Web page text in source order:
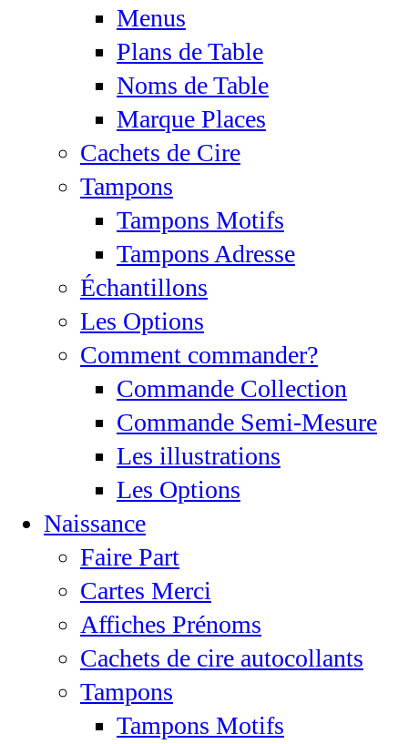
Menus
Plans de Table
Noms de Table
Marque Places
Cachets de Cire
Tampons
Tampons Motifs
Tampons Adresse
Échantillons
Les Options
Comment commander?
Commande Collection
Commande Semi-Mesure
Les illustrations
Les Options
Naissance
Faire Part
Cartes Merci
Affiches Prénoms
Cachets de cire autocollants
Tampons
Tampons Motifs